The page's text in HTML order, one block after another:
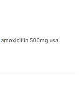
amoxicillin 500mg usa